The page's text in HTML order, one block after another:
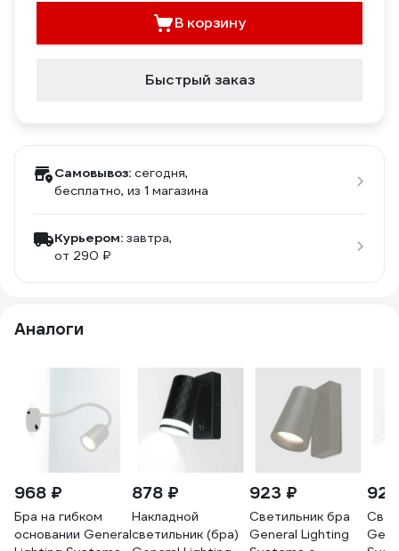
В корзину
Быстрый заказ
Самовывоз: сегодня,
бесплатно, из 1 магазина
Курьером: завтра,
от 290 ₽
Аналоги
968 ₽
Бра на гибком
основании General
878 ₽
Накладной
светильник (бра)
923 ₽
Светильник бра
General Lighting